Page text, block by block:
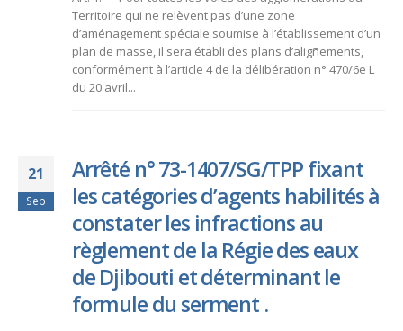
Territoire qui ne relèvent pas d’une zone
d’aménagement spéciale soumise à l’établissement d’un
plan de masse, il sera établi des plans d’aligñements,
conformément à l’article 4 de la délibération n° 470/6e L
du 20 avril...
21
Sep
Arrêté n° 73-1407/SG/TPP fixant
les catégories d’agents habilités à
constater les infractions au
règlement de la Régie des eaux
de Djibouti et déterminant le
formule du serment .